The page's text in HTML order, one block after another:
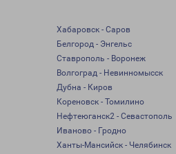
Хабаровск - Саров
Белгород - Энгельс
Ставрополь - Воронеж
Волгоград - Невинномысск
Дубна - Киров
Кореновск - Томилино
Нефтеюганск2 - Севастополь
Иваново - Гродно
Ханты-Мансийск - Челябинск